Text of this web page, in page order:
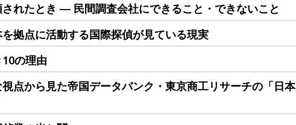
れたとき ― 民間調査会社にできること・できないこと
拠点に活動する国際探偵が見ている現実
の理由
点から見た帝国データバンク・東京商工リサーチの「日本